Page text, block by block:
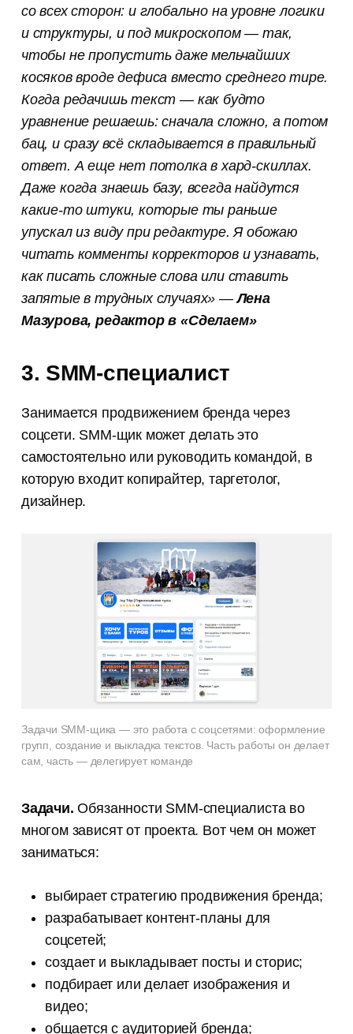
со всех сторон: и глобально на уровне логики
и структуры, и под микроскопом — так,
чтобы не пропустить даже мельчайших
косяков вроде дефиса вместо среднего тире.
Когда редачишь текст — как будто
уравнение решаешь: сначала сложно, а потом
бац, и сразу всё складывается в правильный
ответ. А еще нет потолка в хард-скиллах.
Даже когда знаешь базу, всегда найдутся
какие-то штуки, которые ты раньше
упускал из виду при редактуре. Я обожаю
читать комменты корректоров и узнавать,
как писать сложные слова или ставить
запятые в трудных случаях» —Лена
Мазурова, редактор в «Сделаем»
3. SMM-специалист
Занимается продвижением бренда через
соцсети. SMM-щик может делать это
самостоятельно или руководить командой, в
которую входит копирайтер, таргетолог,
дизайнер.
Задачи SMM-щика — это работа с соцсетями: оформление
групп, создание и выкладка текстов. Часть работы он делает
сам, часть — делегирует команде
Задачи.Обязанности SMM-специалиста во
многом зависят от проекта. Вот чем он может
заниматься:
выбирает стратегию продвижения бренда;
разрабатывает контент-планы для
соцсетей;
создает и выкладывает посты и сторис;
подбирает или делает изображения и
видео;
общается с аудиторией бренда;